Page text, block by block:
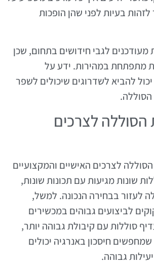
בעיות לפני שהן הופכות
מעודכנים לגבי חידושים בתחום, שכן
מתפתחת במהירות. ידע על
להביא לשדרוגים שיכולים לשפר
הסוללה לצרכים
לצרכים האישיים והמקצועיים
שונות מגיעות עם תכונות שונות,
לעזור בבחירה הנכונה. למשל,
לביצועים גבוהים במכשירים
סוללות עם קיבולת גבוהה יותר,
חיסכון באנרגיה יכולים
גבוהה.